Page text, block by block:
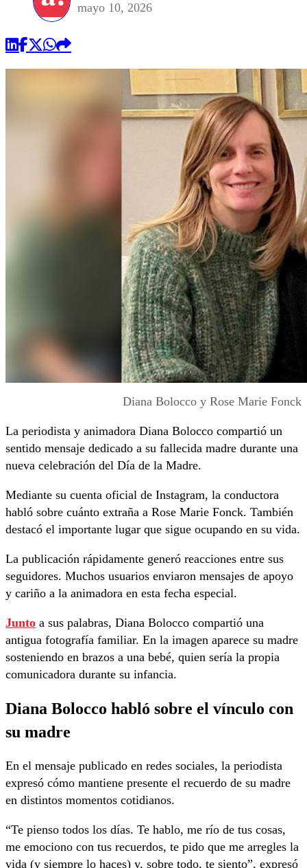
mayo 10, 2026
Diana Bolocco y Rose Marie Fonck
La periodista y animadora Diana Bolocco compartió un
sentido mensaje dedicado a su fallecida madre durante una
nueva celebración del Día de la Madre.
Mediante su cuenta oficial de Instagram, la conductora
habló sobre cuánto extraña a Rose Marie Fonck. También
destacó el importante lugar que sigue ocupando en su vida.
La publicación rápidamente generó reacciones entre sus
seguidores. Muchos usuarios enviaron mensajes de apoyo
y cariño a la animadora en esta fecha especial.
Junto a sus palabras, Diana Bolocco compartió una
antigua fotografía familiar. En la imagen aparece su madre
sosteniendo en brazos a una bebé, quien sería la propia
comunicadora durante su infancia.
Diana Bolocco habló sobre el vínculo con
su madre
En el mensaje publicado en redes sociales, la periodista
expresó cómo mantiene presente el recuerdo de su madre
en distintos momentos cotidianos.
“Te pienso todos los días. Te hablo, me río de tus cosas,
me emociono con tus recuerdos, te pido que me arregles la
vida (y siempre lo haces) y, sobre todo, te siento”, expresó